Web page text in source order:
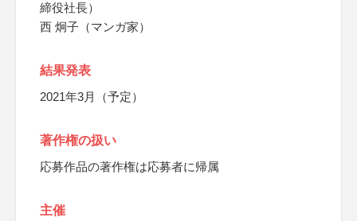
締役社長）
西 炯子（マンガ家）
結果発表
​2021年3月（予定）
著作権の扱い
応募作品の著作権は応募者に帰属
主催